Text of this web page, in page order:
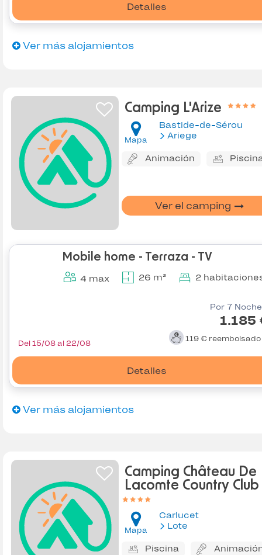
Detalles
Ver más alojamientos
Camping L'Arize
Mapa
Bastide-de-Sérou
Ariege
Animación
Ver el camping
Mobile home - Terraza - TV
4 max 26 m² 2
Por 7
1.185
119 € reembolsado
Detalles
Del 15/08 al 22/08
Ver más alojamientos
Camping Château De
Lacomte Country Club
Mapa
Carlucet
Lote
Piscina